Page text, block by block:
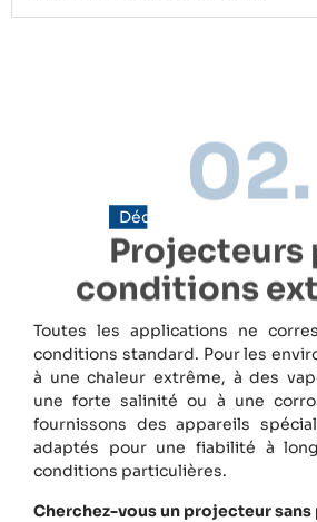
02.
Découvrez nos solutions
Projecteurs
conditions
Toutes les applications ne
conditions standard. Pour les
à une chaleur extrême, à des
une forte salinité ou à une
fournissons des appareils
adaptés pour une fiabilité à
conditions particulières.
Cherchez-vous un projecteur